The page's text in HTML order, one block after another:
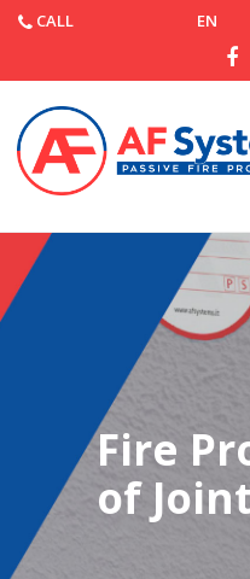
CALL EN
Home
Fire
of